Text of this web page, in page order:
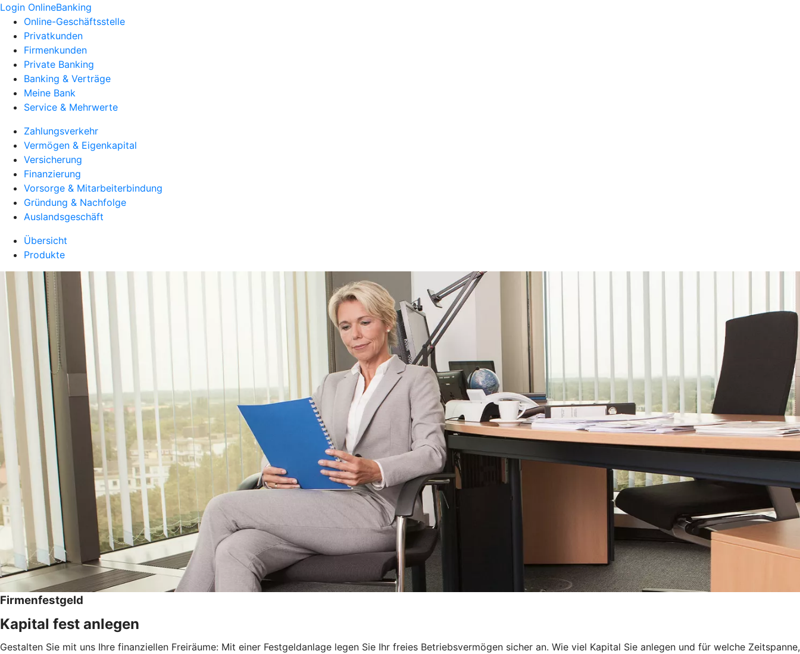
Login OnlineBanking
Online-Geschäftsstelle
Privatkunden
Firmenkunden
Private Banking
Banking & Verträge
Meine Bank
Service & Mehrwerte
Zahlungsverkehr
Vermögen & Eigenkapital
Versicherung
Finanzierung
Vorsorge & Mitarbeiterbindung
Gründung & Nachfolge
Auslandsgeschäft
Übersicht
Produkte
Firmenfestgeld
Kapital fest anlegen
Gestalten Sie mit uns Ihre finanziellen Freiräume: Mit einer Festgeldanlage legen Sie Ihr freies Betriebsvermögen sicher an. Wie viel Kapital Sie anlegen und für welche Zeitspanne,